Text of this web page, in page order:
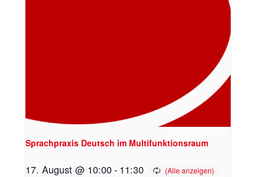
Sprachpraxis Deutsch im Multifunktionsraum
17. August @ 10:00- 11:30